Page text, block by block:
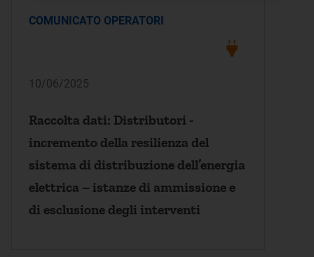
COMUNICATO OPERATORI
10/06/2025
Raccolta dati: Distributori -
incremento della resilienza del
sistema di distribuzione dell’energia
elettrica – istanze di ammissione e
di esclusione degli interventi